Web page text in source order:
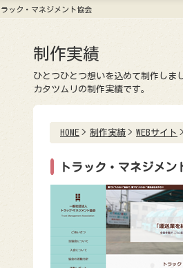
ック・マネジメント協会
制作実績
ひとつひとつ想いを込めて制作しま
カタツムリの制作実績です。
HOME 制作実績 WEBサイト
トラック・マネジメン